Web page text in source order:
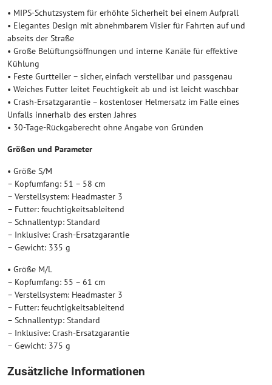
• MIPS-Schutzsystem für erhöhte Sicherheit bei einem Aufprall
• Elegantes Design mit abnehmbarem Visier für Fahrten auf und
abseits der Straße
• Große Belüftungsöffnungen und interne Kanäle für effektive
Kühlung
• Feste Gurtteiler – sicher, einfach verstellbar und passgenau
• Weiches Futter leitet Feuchtigkeit ab und ist leicht waschbar
• Crash-Ersatzgarantie – kostenloser Helmersatz im Falle eines
Unfalls innerhalb des ersten Jahres
• 30-Tage-Rückgaberecht ohne Angabe von Gründen
Größen und Parameter
• Größe S/M
– Kopfumfang: 51 – 58 cm
– Verstellsystem: Headmaster 3
– Futter: feuchtigkeitsableitend
– Schnallentyp: Standard
– Inklusive: Crash-Ersatzgarantie
– Gewicht: 335 g
• Größe M/L
– Kopfumfang: 55 – 61 cm
– Verstellsystem: Headmaster 3
– Futter: feuchtigkeitsableitend
– Schnallentyp: Standard
– Inklusive: Crash-Ersatzgarantie
– Gewicht: 375 g
Zusätzliche Informationen